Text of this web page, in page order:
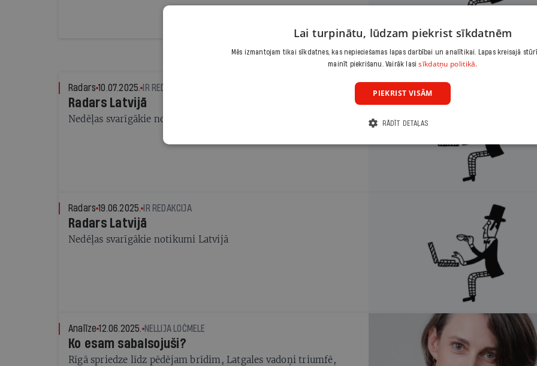
Radars 10.07.2025. IR REDAKCIJA
Radars Latvijā
Nedēļas svarīgākie notikumi Latvijā
Radars 19.06.2025. IR REDAKCIJA
Radars Latvijā
Nedēļas svarīgākie notikumi Latvijā
Analīze 12.06.2025. NELLIJA LOČMELE
Ko esam sabalsojuši?
Rīgā spriedze līdz pēdējam brīdim, Latgales vadoņi triumfē,
Lai turpinātu, lūdzam piekrist sīkdatnēm
Mēs izmantojam tikai sīkdatnes, kas nepieciešamas lapas darbībai un analītikai. Lapas kreisajā
mainīt piekrišanu. Vairāk lasisīkdatņu politikā.
PIEKRIST VISĀM
RĀDĪT DETAĻAS